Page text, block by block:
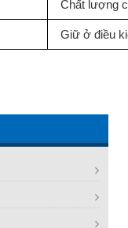
Chất lượng
Giữ ở điều